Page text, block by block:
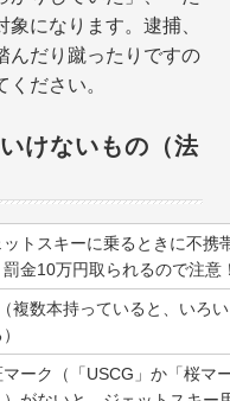
になります。逮捕、
んだり蹴ったりですの
ださい。
けないもの（法
ットスキーに乗るときに不携
罰金10万円取られるので注意
複数本持っていると、いろ
マーク（「USCG」か「桜マ